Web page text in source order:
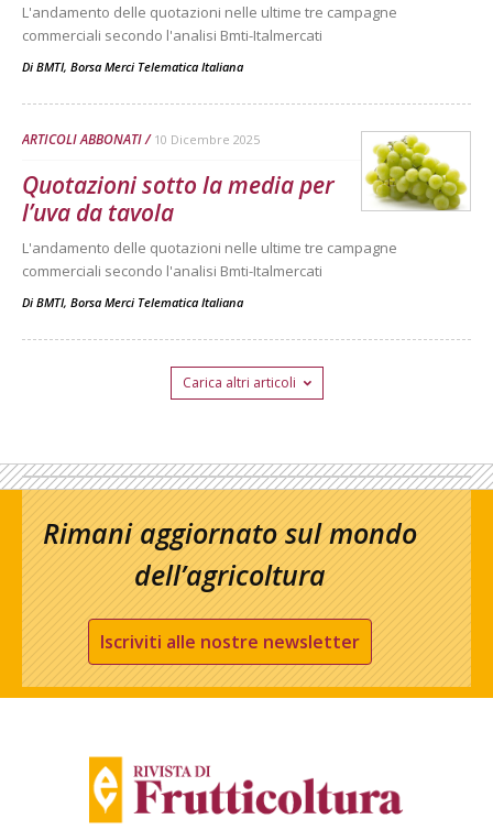
L'andamento delle quotazioni nelle ultime tre campagne
commerciali secondo l'analisi Bmti-Italmercati
Di BMTI, Borsa Merci Telematica Italiana
ARTICOLI ABBONATI 10 Dicembre 2025
Quotazioni sotto la media per
l’uva da tavola
L'andamento delle quotazioni nelle ultime tre campagne
commerciali secondo l'analisi Bmti-Italmercati
Di BMTI, Borsa Merci Telematica Italiana
Carica altri articoli
Rimani aggiornato sul mondo
dell’agricoltura
Iscriviti alle nostre newsletter